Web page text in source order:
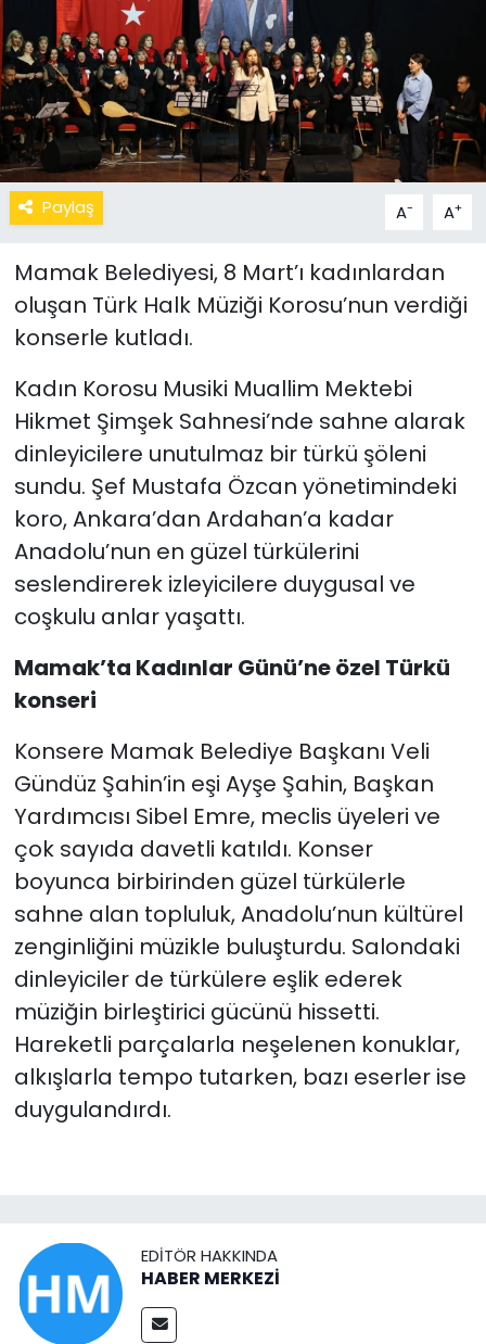
Paylaş A- A+
Mamak Belediyesi, 8 Mart’ı kadınlardan
oluşan Türk Halk Müziği Korosu’nun verdiği
konserle kutladı.
Kadın Korosu Musiki Muallim Mektebi
Hikmet Şimşek Sahnesi’nde sahne alarak
dinleyicilere unutulmaz bir türkü şöleni
sundu. Şef Mustafa Özcan yönetimindeki
koro, Ankara’dan Ardahan’a kadar
Anadolu’nun en güzel türkülerini
seslendirerek izleyicilere duygusal ve
coşkulu anlar yaşattı.
Mamak’ta Kadınlar Günü’ne özel Türkü
konseri
Konsere Mamak Belediye Başkanı Veli
Gündüz Şahin’in eşi Ayşe Şahin, Başkan
Yardımcısı Sibel Emre, meclis üyeleri ve
çok sayıda davetli katıldı. Konser
boyunca birbirinden güzel türkülerle
sahne alan topluluk, Anadolu’nun kültürel
zenginliğini müzikle buluşturdu. Salondaki
dinleyiciler de türkülere eşlik ederek
müziğin birleştirici gücünü hissetti.
Hareketli parçalarla neşelenen konuklar,
alkışlarla tempo tutarken, bazı eserler ise
duygulandırdı.
EDITÖR HAKKINDA
HABER MERKEZİ